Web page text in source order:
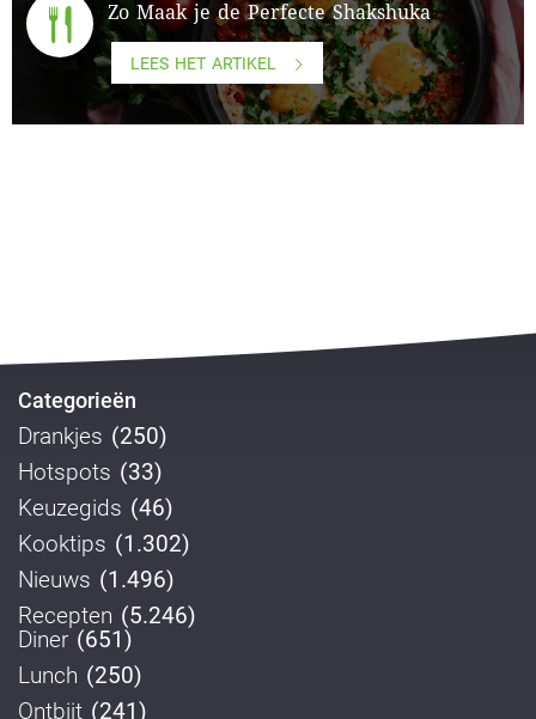
Zo Maak je de Perfecte Shakshuka
LEES HET ARTIKEL
Categorieën
Drankjes (250)
Hotspots (33)
Keuzegids (46)
Kooktips (1.302)
Nieuws (1.496)
Recepten (5.246)
Diner (651)
Lunch (250)
Ontbijt (241)